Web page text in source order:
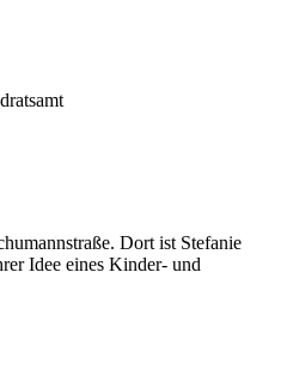
Dort ist Stefanie
Idee eines Kinder- und